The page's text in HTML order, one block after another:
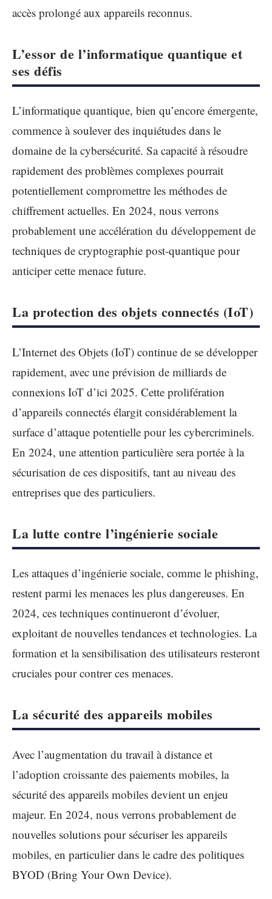
accès prolongé aux appareils reconnus.
L’essor de l’informatique quantique et
ses défis
L’informatique quantique, bien qu’encore émergente,
commence à soulever des inquiétudes dans le
domaine de la cybersécurité. Sa capacité à résoudre
rapidement des problèmes complexes pourrait
potentiellement compromettre les méthodes de
chiffrement actuelles. En 2024, nous verrons
probablement une accélération du développement de
techniques de cryptographie post-quantique pour
anticiper cette menace future.
La protection des objets connectés (IoT)
L’Internet des Objets (IoT) continue de se développer
rapidement, avec une prévision de milliards de
connexions IoT d’ici 2025. Cette prolifération
d’appareils connectés élargit considérablement la
surface d’attaque potentielle pour les cybercriminels.
En 2024, une attention particulière sera portée à la
sécurisation de ces dispositifs, tant au niveau des
entreprises que des particuliers.
La lutte contre l’ingénierie sociale
Les attaques d’ingénierie sociale, comme le phishing,
restent parmi les menaces les plus dangereuses. En
2024, ces techniques continueront d’évoluer,
exploitant de nouvelles tendances et technologies. La
formation et la sensibilisation des utilisateurs resteront
cruciales pour contrer ces menaces.
La sécurité des appareils mobiles
Avec l’augmentation du travail à distance et
l’adoption croissante des paiements mobiles, la
sécurité des appareils mobiles devient un enjeu
majeur. En 2024, nous verrons probablement de
nouvelles solutions pour sécuriser les appareils
mobiles, en particulier dans le cadre des politiques
BYOD (Bring Your Own Device).